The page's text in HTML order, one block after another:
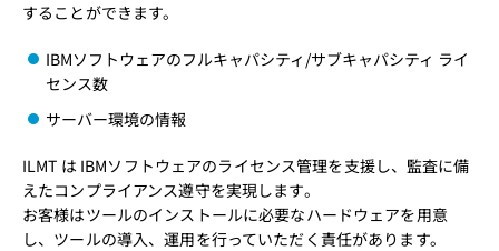
することができます。
IBMソフトウェアのフルキャパシティ/サブキャパシティ ライ
センス数
サーバー環境の情報
ILMT は IBMソフトウェアのライセンス管理を支援し、監査に備
えたコンプライアンス遵守を実現します。
お客様はツールのインストールに必要なハードウェアを用意
し、ツールの導入、運用を行っていただく責任があります。